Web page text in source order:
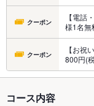
クーポン
【電話
様1名無
クーポン
【お祝
800円(
コース内容